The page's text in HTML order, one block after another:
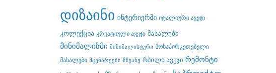
დიზაინი ინტერიერში იტალიური ავეჯი
კოლექცია კრეატიული ავეჯი მასალები
მინიმალიზმი მინიმალისტური მოსაპირკეთებელი
მასალები მცენარეები მწვანე რბილი ავეჯი რემონტი